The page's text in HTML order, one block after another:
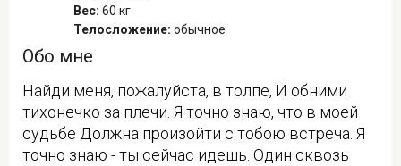
Вес: 60 кг
Телосложение: обычное
Обо мне
Найди меня, пожалуйста, в толпе, И обними
тихонечко за плечи. Я точно знаю, что в моей
судьбе Должна произойти с тобою встреча. Я
точно знаю - ты сейчас идешь. Один сквозь